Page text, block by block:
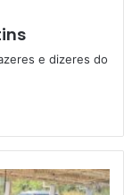
e dizeres do